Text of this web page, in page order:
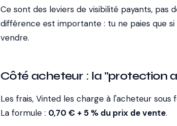
Ce sont des leviers de visibilité payants, pas
différence est importante : tu ne paies que
vendre.
Côté acheteur : la "protection
Les frais, Vinted les charge à l'acheteur sous
La formule : 0,70 € + 5 % du prix de vente.